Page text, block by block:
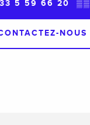
5 59 66 20 ▒▒
NOUS